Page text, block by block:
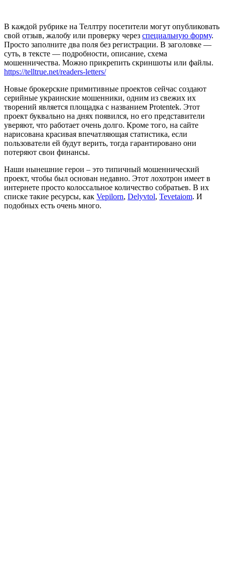
В каждой рубрике на Теллтру посетители могут опубликовать
свой отзыв, жалобу или проверку через специальную форму.
Просто заполните два поля без регистрации. В заголовке —
суть, в тексте — подробности, описание, схема
мошенничества. Можно прикрепить скриншоты или файлы.
https://telltrue.net/readers-letters/
Новые брокерские примитивные проектов сейчас создают
серийные украинские мошенники, одним из свежих их
творений является площадка с названием Protentek. Этот
проект буквально на днях появился, но его представители
уверяют, что работает очень долго. Кроме того, на сайте
нарисована красивая впечатляющая статистика, если
пользователи ей будут верить, тогда гарантировано они
потеряют свои финансы.
Наши нынешние герои – это типичный мошеннический
проект, чтобы был основан недавно. Этот лохотрон имеет в
интернете просто колоссальное количество собратьев. В их
списке такие ресурсы, как Vepilorn, Delyvtol, Tevetaiom. И
подобных есть очень много.